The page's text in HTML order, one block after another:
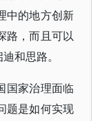
中的地方创新
路，而且可以
和思路。
国家治理面临
题是如何实现